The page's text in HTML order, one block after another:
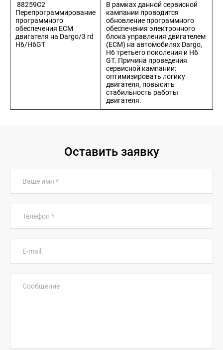
88259С2
Перепрограммирование
программного
обеспечения ЕСМ
двигателя на Dargo/3 rd
H6/H6GT
В рамках данной сервисной
кампании проводится
обновление программного
обеспечения электронного
блока управления двигателем
(ECM) на автомобилях Dargo,
H6 третьего поколения и H6
GT. Причина проведения
сервисной кампании:
оптимизировать логику
двигателя, повысить
стабильность работы
двигателя.
Оставить заявку
Ваше имя *
Телефон *
E-mail
Сообщение